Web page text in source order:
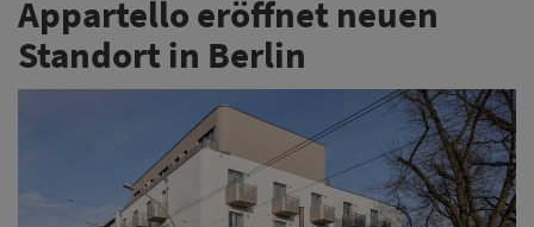
Appartello eröffnet neuen
Standort in Berlin